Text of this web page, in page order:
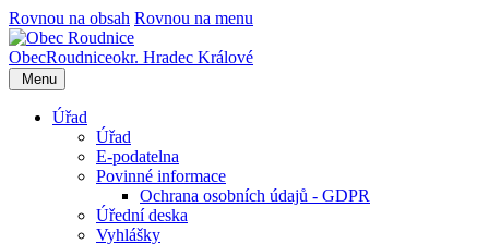
Rovnou na obsah Rovnou na menu
ObecRoudniceokr. Hradec Králové
Menu
Úřad
Úřad
E-podatelna
Povinné informace
Ochrana osobních údajů - GDPR
Úřední deska
Vyhlášky